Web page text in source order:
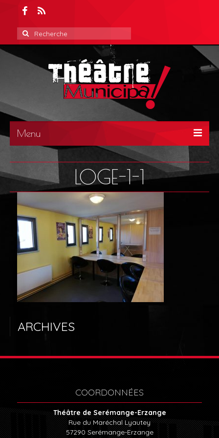
Rechercher
:
Menu
ACCUEIL
ACTUALITÉS
LE THÉÂTRE
ABONNEMENTS
BILLETTERIE
LOCATION DU THÉÂTRE
LOGE-1-1
ARCHIVES
COORDONNÉES
Théâtre de Serémange-Erzange
Rue du Maréchal Lyautey
57290 Serémange-Erzange